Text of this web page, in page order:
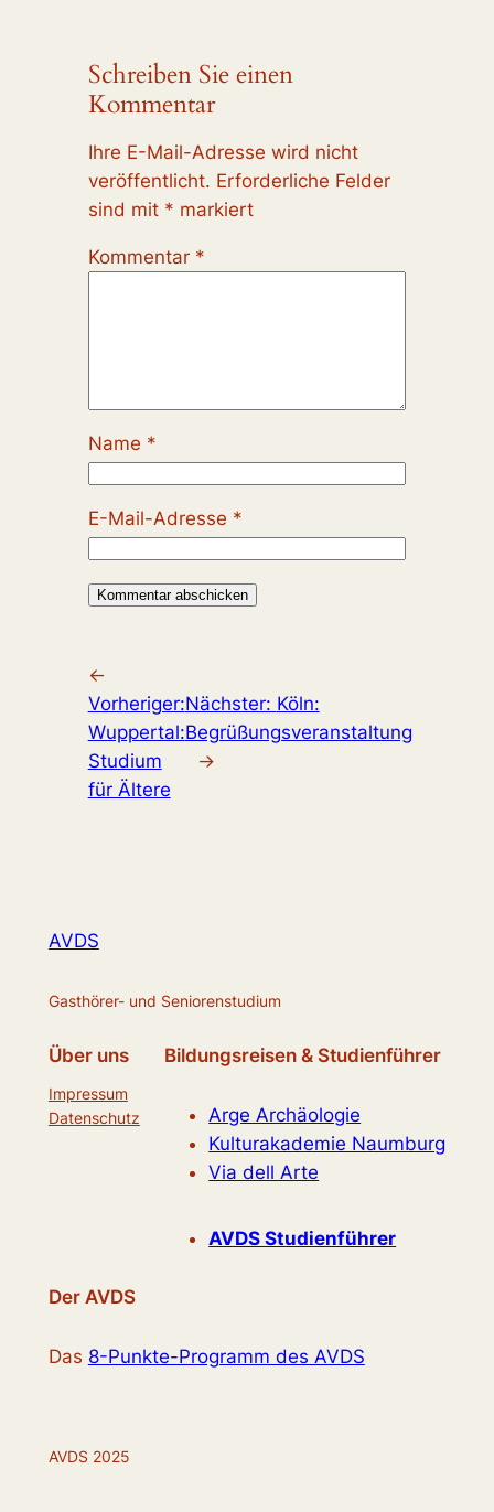
Schreiben Sie einen
Kommentar
Ihre E-Mail-Adresse wird nicht
veröffentlicht. Erforderliche Felder
sind mit * markiert
Kommentar *
Name *
E-Mail-Adresse *
←
Vorheriger:
Wuppertal:
Studium
für Ältere
Nächster: Köln:
Begrüßungsveranstaltung
→
AVDS
Gasthörer- und Seniorenstudium
Über uns
Impressum
Datenschutz
Bildungsreisen & Studienführer
Arge Archäologie
Kulturakademie Naumburg
Via dell Arte
AVDS Studienführer
Der AVDS
Das 8-Punkte-Programm des AVDS
AVDS 2025